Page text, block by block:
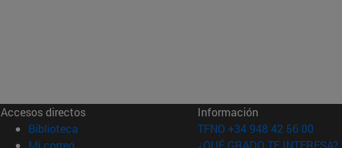
Accesos directos
Biblioteca (abre en nueva ventana)
Mi correo(abre en nueva ventana)
Información
TFNO +34 948 42 56 00
¿QUÉ GRADO TE INTERESA?